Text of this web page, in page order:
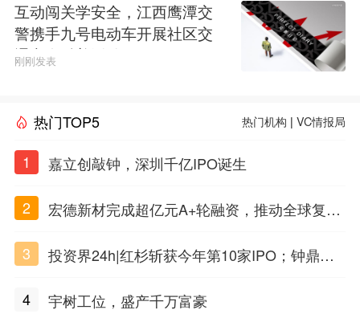
互动闯关学安全，江西鹰潭交
警携手九号电动车开展社区交
通安全科普活动
刚刚发表
热门TOP5 热门机构 |VC情报局
1 嘉立创敲钟，深圳千亿IPO诞生
2
宏德新材完成超亿元A+轮融资，推动全球复合
3
投资界24h|红杉斩获今年第10家IPO；钟鼎投
水
4 宇树工位，盛产千万富豪